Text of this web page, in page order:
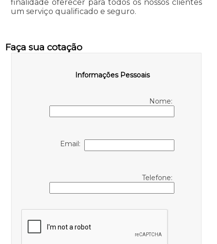
finalidade oferecer para todos os nossos clientes
um serviço qualificado e seguro.
Faça sua cotação
Informações Pessoais
Nome:
Email:
Telefone: